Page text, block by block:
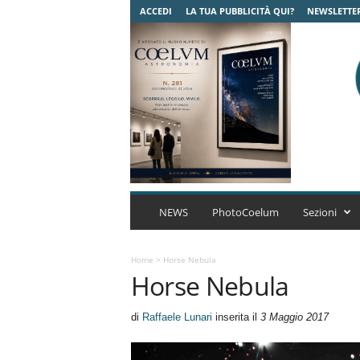
ACCEDI LA TUA PUBBLICITÀ QUI?
C
t
r
NEWS PhotoCoelum Sezioni
Home > Horse Nebula
Horse Nebula
di Raffaele Lunari inserita il 3 Maggio 2017